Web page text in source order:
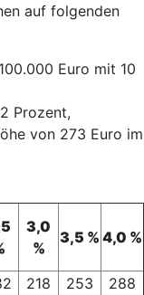
auf folgenden
Euro mit 10
Prozent,
von 273 Euro im
3,0
%
3,5 % 4,0 %
218
253
288